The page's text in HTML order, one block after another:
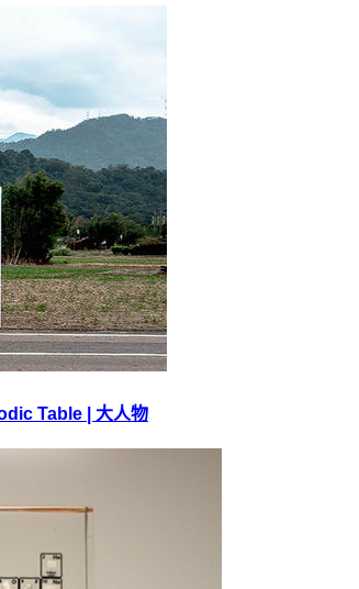
Table | 大人物